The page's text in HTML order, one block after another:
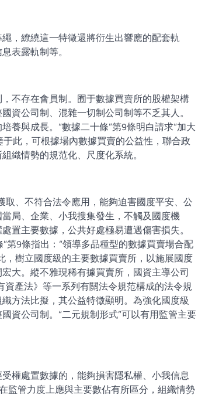
，繚繞這一特徵還將衍生出響應的配套軌
表露軌制等。
不存在會員制。囿于數據買賣所的股權架構
資公司制、混雜一切制公司制等不乏其人。
養與成長。“數據二十條”第9條明白請求“加大
此，可根據場內數據買賣的公益性，聯合政
織情勢的規范化、尺度化系統。
、不符合法令應用，能夠迫害國度平安、公
局、企業、小我搜集發生，不觸及國度機
置主要數據，公共好處極易遭遇傷害損失。
第9條指出：“領導多品種型的數據買賣場合配
樹立國度級的主要數據買賣所，以施展國度
大。縱不雅現稀有據買賣所，國資主導公司
產法》等一系列有關法令規范構成的法令規
方法比擬，其公益特徵顯明。為強化國度級
資公司制。“二元規制形式”可以有用監管主要
權處置數據的，能夠損害隱私權、小我信息
監管力度上應與主要數佔有所區分，組織情勢